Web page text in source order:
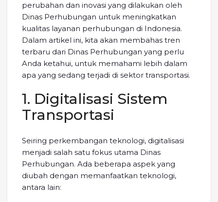
perubahan dan inovasi yang dilakukan oleh
Dinas Perhubungan untuk meningkatkan
kualitas layanan perhubungan di Indonesia.
Dalam artikel ini, kita akan membahas tren
terbaru dari Dinas Perhubungan yang perlu
Anda ketahui, untuk memahami lebih dalam
apa yang sedang terjadi di sektor transportasi.
1. Digitalisasi Sistem
Transportasi
Seiring perkembangan teknologi, digitalisasi
menjadi salah satu fokus utama Dinas
Perhubungan. Ada beberapa aspek yang
diubah dengan memanfaatkan teknologi,
antara lain: